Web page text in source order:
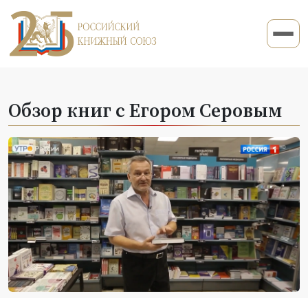
Обзор книг с Егором Серовым